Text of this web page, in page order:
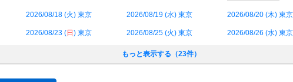
2026/08/18 (火) 東京 2026/08/19 (水) 東京 2026/08/20 (木) 東京
2026/08/23 (日 ) 東京 2026/08/25 (火) 東京 2026/08/26 (水) 東京
もっと表示する（23件）